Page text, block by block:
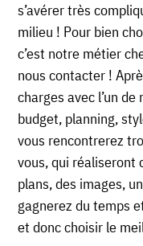
s’avérer très
milieu ! Pour bien
c’est notre métier
nous contacter !
charges avec l’un
budget, planning,
vous rencontrerez
vous, qui réaliseront
plans, des images,
gagnerez du temps
et donc choisir le